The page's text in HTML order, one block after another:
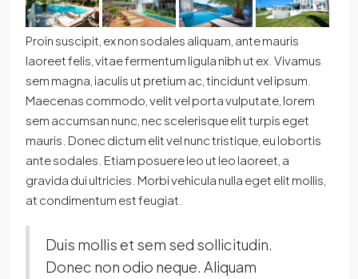
Proin suscipit, ex non sodales aliquam, ante mauris
laoreet felis, vitae fermentum ligula nibh ut ex. Vivamus
sem magna, iaculis ut pretium ac, tincidunt vel ipsum.
Maecenas commodo, velit vel porta vulputate, lorem
sem accumsan nunc, nec scelerisque elit turpis eget
mauris. Donec dictum elit vel nunc tristique, eu lobortis
ante sodales. Etiam posuere leo ut leo laoreet, a
gravida dui ultricies. Morbi vehicula nulla eget elit mollis,
at condimentum est feugiat.
Duis mollis et sem sed sollicitudin.
Donec non odio neque. Aliquam